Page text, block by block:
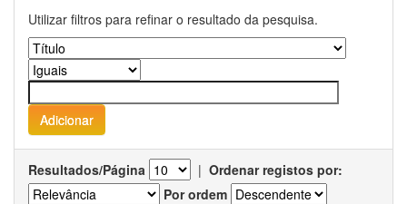
Utilizar filtros para refinar o resultado da pesquisa.
Resultados/Página | Ordenar registos por:
Por ordem